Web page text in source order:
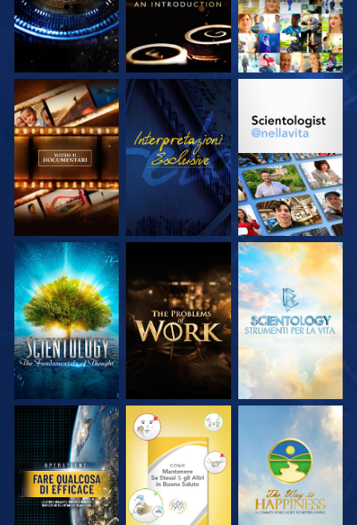
ESPLORA LE
SERIE
GUARDA
ESPLORA LE
ESPLORA LE
SERIE
ESPLORA LE
SERIE
ESPLORA LE
SERIE
GUARDA GUARDA GUARDA